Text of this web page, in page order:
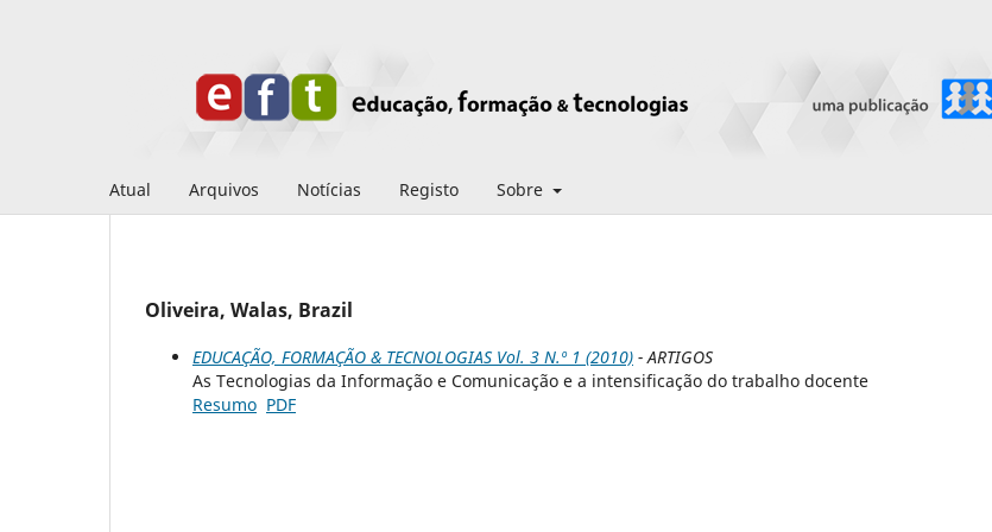
Atual Arquivos Notícias Registo Sobre
Oliveira, Walas, Brazil
EDUCAÇÃO, FORMAÇÃO & TECNOLOGIAS Vol. 3 N.º 1 (2010) - ARTIGOS
As Tecnologias da Informação e Comunicação e a intensificação do trabalho docente
Resumo PDF